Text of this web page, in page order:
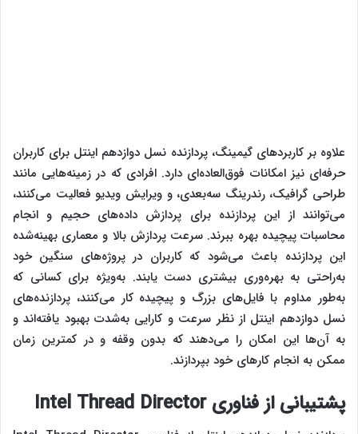
علاوه بر کاربردهای گیمینگ، پردازنده نسل دوازدهم اینتل برای کاربران
حرفه‌ای نیز امکانات فوق‌العاده‌ای دارد. افرادی که در زمینه‌هایی مانند
طراحی گرافیک، رندرینگ سه‌بعدی، و ویرایش ویدیو فعالیت می‌کنند،
می‌توانند از این پردازنده برای پردازش داده‌های حجیم و انجام
محاسبات پیچیده بهره ببرند. سرعت پردازش بالا و معماری بهینه‌شده
این پردازنده باعث می‌شود که کاربران در پروژه‌های سنگین خود
به‌راحتی به بهره‌وری بیشتری دست یابند. به‌ویژه برای کسانی که
به‌طور مداوم با فایل‌های بزرگ و پیچیده کار می‌کنند، پردازنده‌های
نسل دوازدهم اینتل از نظر سرعت و کارایی به‌شدت بهبود یافته‌اند و
به آن‌ها این امکان را می‌دهند که بدون وقفه و در کمترین زمان
ممکن به انجام کارهای خود بپردازند.
پشتیبانی از فناوریIntel Thread Director